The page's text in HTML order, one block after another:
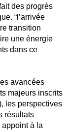
des progrès
“l’arrivée
transition
une énergie
dans ce
avancées
majeurs inscrits
les perspectives
résultats
à la